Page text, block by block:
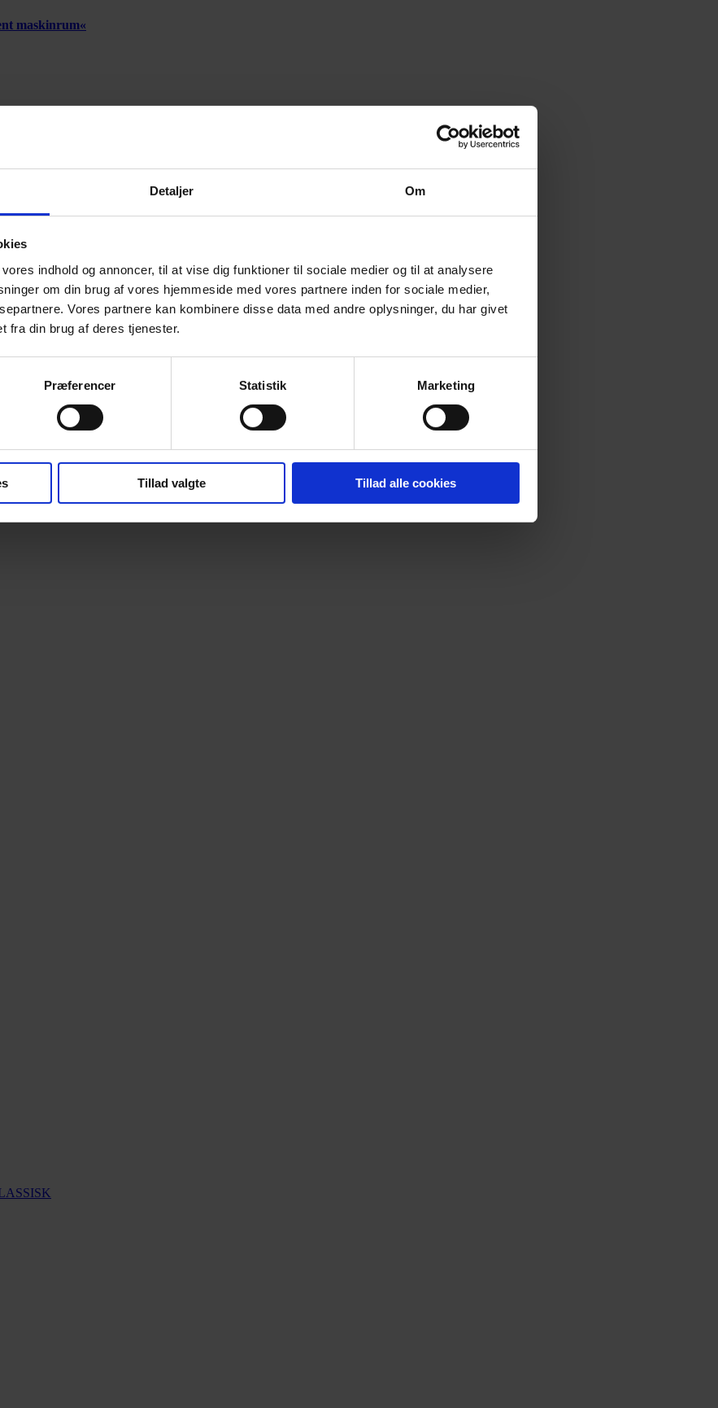
Detaljer Om
indhold og annoncer, til at vise dig funktioner til sociale medier og til at analysere
om din brug af vores hjemmeside med vores partnere inden for sociale medier,
Vores partnere kan kombinere disse data med andre oplysninger, du har givet
fra din brug af deres tjenester.
Præferencer Statistik Marketing
Tillad valgte Tillad alle cookies
maskinrum«
Annonce